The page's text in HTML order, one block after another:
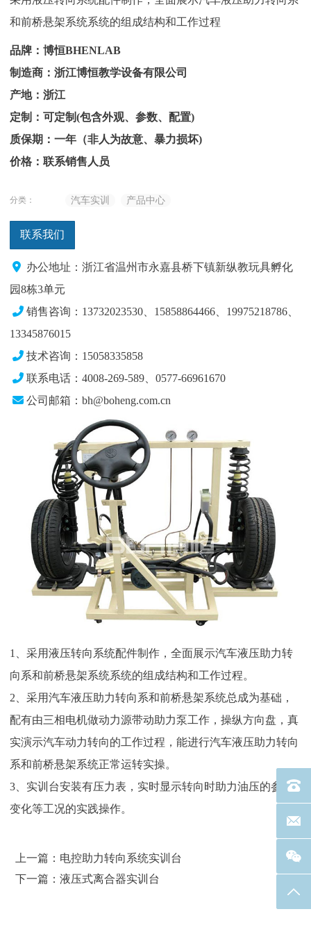
和前桥悬架系统系统的组成结构和工作过程
品牌：博恒BHENLAB
制造商：浙江博恒教学设备有限公司
产地：浙江
定制：可定制(包含外观、参数、配置)
质保期：一年（非人为故意、暴力损坏)
价格：联系销售人员
分类： 汽车实训 产品中心
联系我们
办公地址：浙江省温州市永嘉县桥下镇新纵教玩具孵化
园8栋3单元
销售咨询：13732023530、15858864466、19975218786、
13345876015
技术咨询：15058335858
联系电话：4008-269-589、0577-66961670
公司邮箱：bh@boheng.com.cn
1、采用液压转向系统配件制作，全面展示汽车液压助力转
向系和前桥悬架系统系统的组成结构和工作过程。
2、采用汽车液压助力转向系和前桥悬架系统总成为基础，
配有由三相电机做动力源带动助力泵工作，操纵方向盘，真
实演示汽车动力转向的工作过程，能进行汽车液压助力转向
系和前桥悬架系统正常运转实操。
3、实训台安装有压力表，实时显示转向时助力油压的参数
变化等工况的实践操作。
上一篇：电控助力转向系统实训台
下一篇：液压式离合器实训台
电话
联系
返回